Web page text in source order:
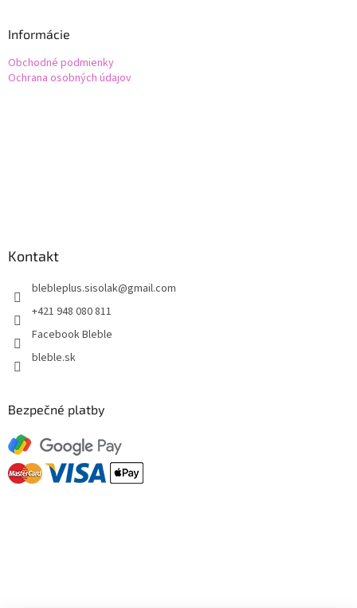
Informácie
Obchodné podmienky
Ochrana osobných údajov
Kontakt
blebleplus.sisolak@gmail.com
+421 948 080 811
Facebook Bleble
bleble.sk
Bezpečné platby